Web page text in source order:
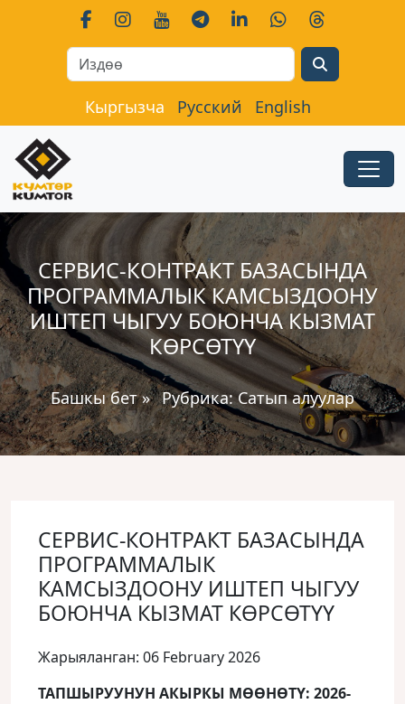
Кыргызча Русский English
СЕРВИС-КОНТРАКТ БАЗАСЫНДА
ПРОГРАММАЛЫК КАМСЫЗДООНУ
ИШТЕП ЧЫГУУ БОЮНЧА КЫЗМАТ
КӨРСӨТҮҮ
Башкы бет» Рубрика:Сатып алуулар
СЕРВИС-КОНТРАКТ БАЗАСЫНДА
ПРОГРАММАЛЫК
КАМСЫЗДООНУ ИШТЕП ЧЫГУУ
БОЮНЧА КЫЗМАТ КӨРСӨТҮҮ
Жарыяланган: 06 February 2026
ТАПШЫРУУНУН АКЫРКЫ МӨӨНӨТҮ: 2026-